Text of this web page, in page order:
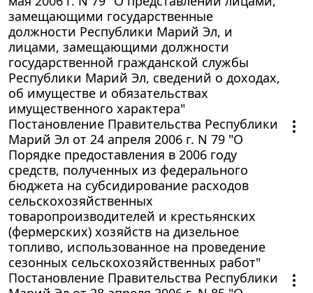
замещающими государственные
должности Республики Марий Эл, и
лицами, замещающими должности
государственной гражданской службы
Республики Марий Эл, сведений о доходах,
об имуществе и обязательствах
имущественного характера"
Постановление Правительства Республики
Марий Эл от 24 апреля 2006 г. N 79 "О
Порядке предоставления в 2006 году
средств, полученных из федерального
бюджета на субсидирование расходов
сельскохозяйственных
товаропроизводителей и крестьянских
(фермерских) хозяйств на дизельное
топливо, использованное на проведение
сезонных сельскохозяйственных работ"
Постановление Правительства Республики